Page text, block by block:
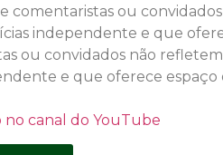
comentaristas ou
independente e que
ou convidados não
e que oferece espaço
no canal do YouTube